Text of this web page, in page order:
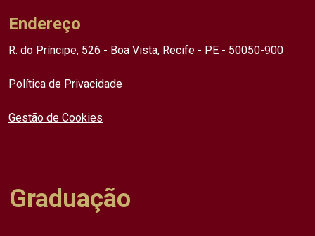
Endereço
R. do Príncipe, 526 - Boa Vista, Recife - PE - 50050-900
Política de Privacidade
Gestão de Cookies
Graduação